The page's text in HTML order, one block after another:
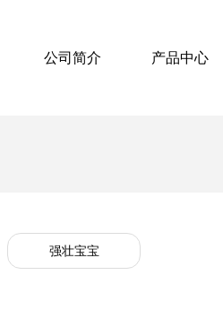
公司简介 产品中心
强壮宝宝